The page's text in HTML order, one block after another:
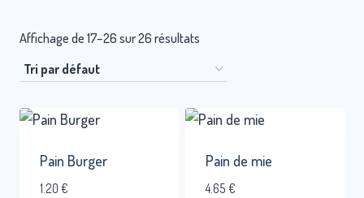
Affichage de 17–26 sur 26 résultats
Pain Burger
1.20 €
Pain de mie
4.65 €